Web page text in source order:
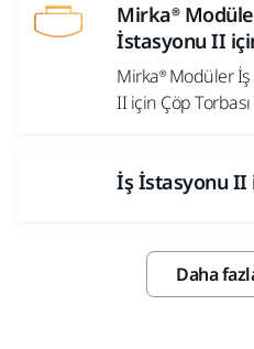
Mirka®
İstasyonu II
Mirka® Modüler
II için Çöp
İş İstasyonu II
Daha